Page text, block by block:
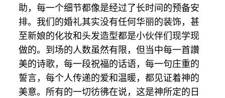
助，每一个细节都像是经过了长时间的预备安
排。我们的婚礼其实没有任何华丽的装饰，甚
至新娘的化妆和头发造型都是小伙伴们现学现
做的。到场的人数虽然有限，但当中每一首讚
美的诗歌，每一段祝福的话语，每一句庄重的
誓言，每个人传递的爱和温暖，都见证着神的
美意。所有的一切彷彿在说，这是神所定的日